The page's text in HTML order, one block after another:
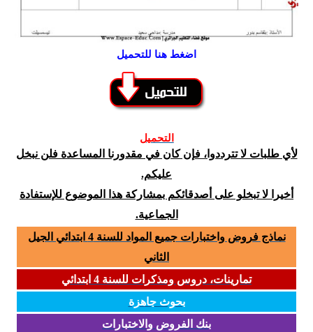
اضغط هنا للتحميل
التحميل
لأي طلبات لا تترددوا، فإن كان في مقدورنا المساعدة فلن نبخل
عليكم.
أخيرا لا تبخلو على أصدقائكم بمشاركة هذا الموضوع للإستفادة
الجماعية.
نماذج فروض واختبارات جميع المواد للسنة 4 ابتدائي الجيل
الثاني
تمارينات، دروس ومذكرات للسنة 4 ابتدائي
بحوث جاهزة
بنك الفروض والاختبارات